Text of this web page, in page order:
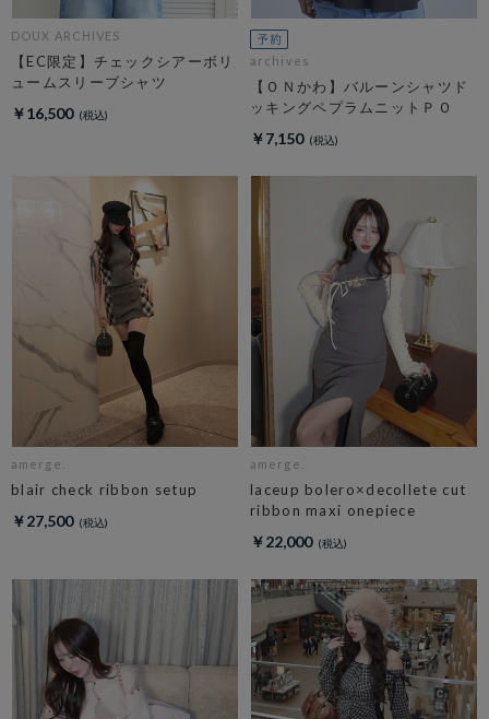
DOUX ARCHIVES
【EC限定】チェックシアーボリ
ュームスリーブシャツ
￥16,500
archives
【ＯＮかわ】バルーンシャツド
ッキングペプラムニットＰＯ
￥7,150
amerge.
blair check ribbon setup
￥27,500
amerge.
laceup bolero×decollete cut
ribbon maxi onepiece
￥22,000